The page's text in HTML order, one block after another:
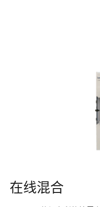
在线混合